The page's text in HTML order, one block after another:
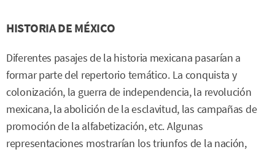
HISTORIA DE MÉXICO
Diferentes pasajes de la historia mexicana pasarían a
formar parte del repertorio temático. La conquista y
colonización, la guerra de independencia, la revolución
mexicana, la abolición de la esclavitud, las campañas de
promoción de la alfabetización, etc. Algunas
representaciones mostrarían los triunfos de la nación,